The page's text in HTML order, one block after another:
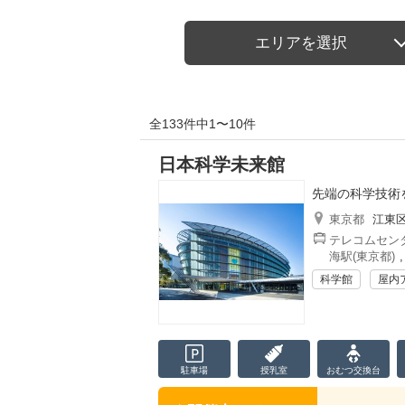
エリアを選択
全133件中1〜10件
日本科学未来館
先端の科学技術
東京都 江東
テレコムセン
海駅(東京都)
科学館 屋内
駐車場 授乳室 おむつ交換台